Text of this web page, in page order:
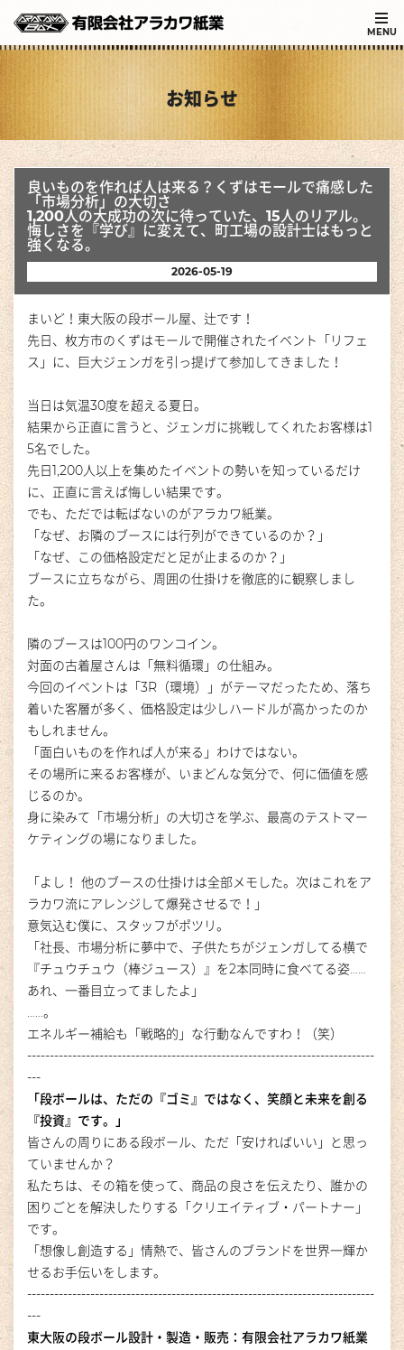
MENU
お知らせ
良いものを作れば人は来る？くずはモールで痛感した
「市場分析」の大切さ
1,200人の大成功の次に待っていた、15人のリアル。
悔しさを『学び』に変えて、町工場の設計士はもっと
強くなる。
2026-05-19
まいど！東大阪の段ボール屋、辻です！
先日、枚方市のくずはモールで開催されたイベント「リフェ
ス」に、巨大ジェンガを引っ提げて参加してきました！
当日は気温30度を超える夏日。
結果から正直に言うと、ジェンガに挑戦してくれたお客様は1
5名でした。
先日1,200人以上を集めたイベントの勢いを知っているだけ
に、正直に言えば悔しい結果です。
でも、ただでは転ばないのがアラカワ紙業。
「なぜ、お隣のブースには行列ができているのか？」
「なぜ、この価格設定だと足が止まるのか？」
ブースに立ちながら、周囲の仕掛けを徹底的に観察しまし
た。
隣のブースは100円のワンコイン。
対面の古着屋さんは「無料循環」の仕組み。
今回のイベントは「3R（環境）」がテーマだったため、落ち
着いた客層が多く、価格設定は少しハードルが高かったのか
もしれません。
「面白いものを作れば人が来る」わけではない。
その場所に来るお客様が、いまどんな気分で、何に価値を感
じるのか。
身に染みて「市場分析」の大切さを学ぶ、最高のテストマー
ケティングの場になりました。
「よし！ 他のブースの仕掛けは全部メモした。次はこれをア
ラカワ流にアレンジして爆発させるで！」
意気込む僕に、スタッフがポツリ。
「社長、市場分析に夢中で、子供たちがジェンガしてる横で
『チュウチュウ（棒ジュース）』を2本同時に食べてる姿……
あれ、一番目立ってましたよ」
……。
エネルギー補給も「戦略的」な行動なんですわ！（笑）
-----------------------------------------------------------------------------
---
「段ボールは、ただの『ゴミ』ではなく、笑顔と未来を創る
『投資』です。」
皆さんの周りにある段ボール、ただ「安ければいい」と思っ
ていませんか？
私たちは、その箱を使って、商品の良さを伝えたり、誰かの
困りごとを解決したりする「クリエイティブ・パートナー」
です。
「想像し創造する」情熱で、皆さんのブランドを世界一輝か
せるお手伝いをします。
-----------------------------------------------------------------------------
---
東大阪の段ボール設計・製造・販売：有限会社アラカワ紙業